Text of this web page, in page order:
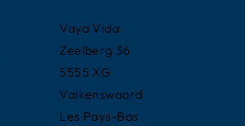
Vaya Vida
Zeelberg 36
5555 XG
Valkenswaard
Les Pays-Bas